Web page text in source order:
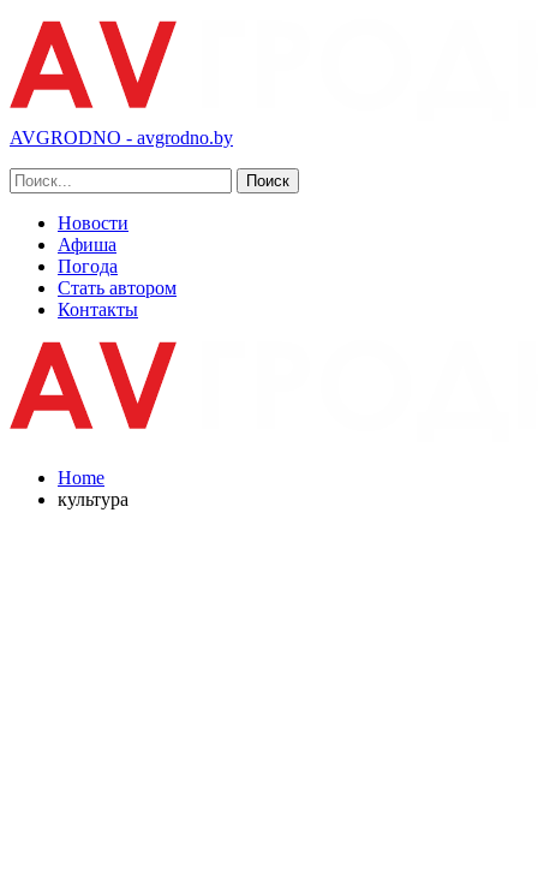
AVGRODNO - avgrodno.by
Новости
Афиша
Погода
Стать автором
Контакты
Home
культура